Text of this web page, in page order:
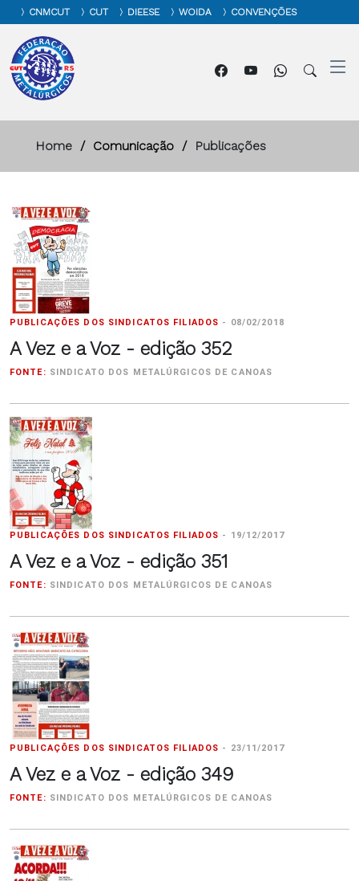
CNMCUT CUT DIEESE WOIDA CONVENÇÕES
Home Comunicação Publicações
PUBLICAÇÕES DOS SINDICATOS FILIADOS - 08/02/2018
A Vez e a Voz - edição 352
FONTE: SINDICATO DOS METALÚRGICOS DE CANOAS
PUBLICAÇÕES DOS SINDICATOS FILIADOS - 19/12/2017
A Vez e a Voz - edição 351
FONTE: SINDICATO DOS METALÚRGICOS DE CANOAS
PUBLICAÇÕES DOS SINDICATOS FILIADOS - 23/11/2017
A Vez e a Voz - edição 349
FONTE: SINDICATO DOS METALÚRGICOS DE CANOAS